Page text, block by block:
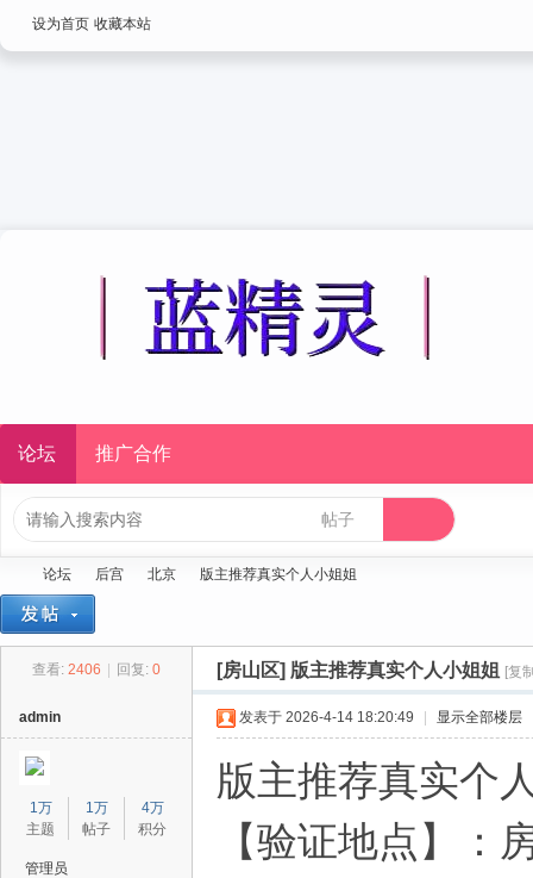
设为首页 收藏本站
论坛 推广合作
帖子
论坛
›
后宫
›
北京 版主推荐真实个人小姐姐
查看: 2406 回复: 0 [房山区] 版主推荐真实个人小姐姐 [复
admin
1万
主题
1万
帖子
4万
积分
管理员
发表于 2026-4-14 18:20:49 显示全部楼层
版主推荐真实个
【验证地点】